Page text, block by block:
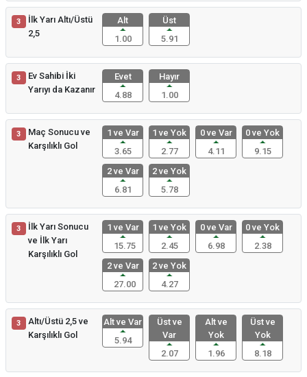
3
İlk Yarı Altı/Üstü
2,5
Alt
1.00
Üst
5.91
3
Ev Sahibi İki
Yarıyı da Kazanır
Evet
4.88
Hayır
1.00
3
Maç Sonucu ve
Karşılıklı Gol
1 ve Var
3.65
1 ve Yok
2.77
0 ve Var
4.11
0 ve Yok
9.15
2 ve Var
6.81
2 ve Yok
5.78
3
İlk Yarı Sonucu
ve İlk Yarı
Karşılıklı Gol
1 ve Var
15.75
1 ve Yok
2.45
0 ve Var
6.98
0 ve Yok
2.38
2 ve Var
27.00
2 ve Yok
4.27
3
Altı/Üstü 2,5 ve
Karşılıklı Gol
Alt ve Var
5.94
Üst ve
Var
2.07
Alt ve
Yok
1.96
Üst ve
Yok
8.18